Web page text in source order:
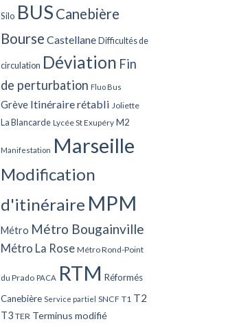
Silo BUS Canebière
Bourse Castellane Difficultés de
circulation Déviation Fin
de perturbation Fluo Bus
Grève Itinéraire rétabli Joliette
La Blancarde Lycée St Exupéry M2
Manifestation Marseille
Modification
d'itinéraire MPM
Métro Métro Bougainville
Métro La Rose Métro Rond-Point
du Prado PACA RTM Réformés
Canebière Service partiel SNCF T1 T2
T3 TER Terminus modifié